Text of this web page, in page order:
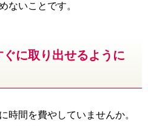
ないことです。
に取り出せるように
時間を費やしていませんか。